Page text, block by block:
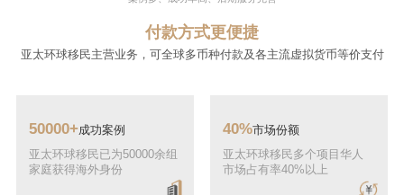
付款方式更便捷
亚太环球移民主营业务，可全球多币种付款及各主流虚拟货币等价支付
50000+成功案例
亚太环球移民已为50000余组
家庭获得海外身份
40%市场份额
亚太环球移民多个项目华人
市场占有率40%以上